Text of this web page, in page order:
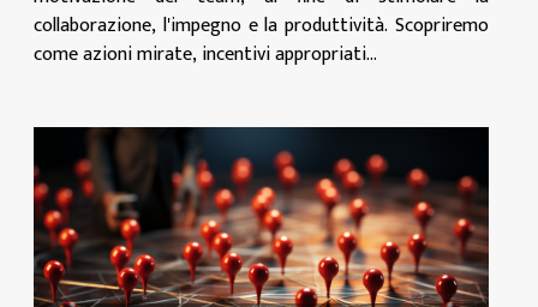
collaborazione, l'impegno e la produttività. Scopriremo
come azioni mirate, incentivi appropriati...